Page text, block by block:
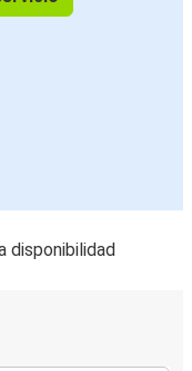
disponibilidad